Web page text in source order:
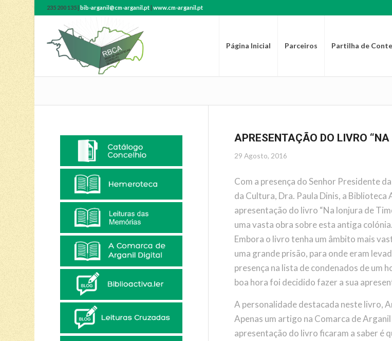
235 200 135 |bib-arganil@cm-arganil.pt|www.cm-arganil.pt
Página Inicial Parceiros Partilha de
APRESENTAÇÃO DO LIVRO
29 Agosto, 2016
Com a presença do Senhor Presidente
da Cultura, Dra. Paula Dinis, a
apresentação do livro “Na lonjura de
uma vasta obra sobre esta antiga colónia.
Embora o livro tenha um âmbito mais
uma grande prisão, para onde eram
presença na lista de condenados de um
boa hora foi decidido fazer a sua
A personalidade destacada neste livro,
Apenas um artigo na Comarca de
apresentação do livro ficaram a saber é